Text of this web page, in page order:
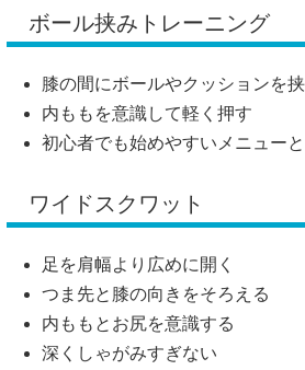
ボール挟みトレーニング
膝の間にボールやクッションを
内ももを意識して軽く押す
初心者でも始めやすいメニュー
ワイドスクワット
足を肩幅より広めに開く
つま先と膝の向きをそろえる
内ももとお尻を意識する
深くしゃがみすぎない